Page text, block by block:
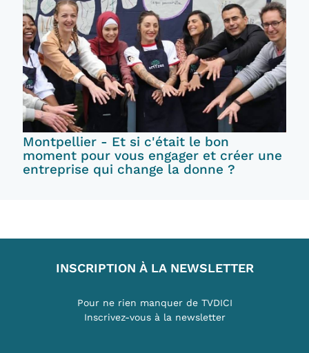
Montpellier - Et si c'était le bon
moment pour vous engager et créer une
entreprise qui change la donne ?
INSCRIPTION À LA NEWSLETTER
Pour ne rien manquer de TVDICI
Inscrivez-vous à la newsletter